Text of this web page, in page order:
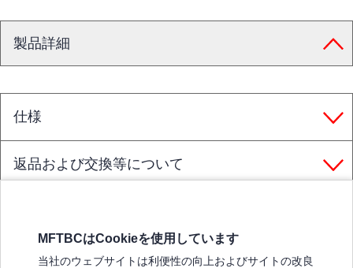
製品詳細
仕様
返品および交換等について
MFTBCはCookieを使用しています
当社のウェブサイトは利便性の向上およびサイトの改良